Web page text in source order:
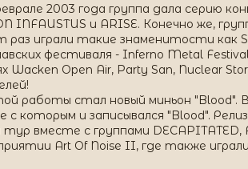
2003 года группа дала серию
INFAUSTUS и ARISE. Конечно же,
играли такие знаменитости как
фестиваля - Inferno Metal
Open Air, Party San, Nuclear
работы стал новый миньон "Blood".
которым и записывался "Blood".
вместе с группами DECAPITATED,
Art Of Noise II, где также